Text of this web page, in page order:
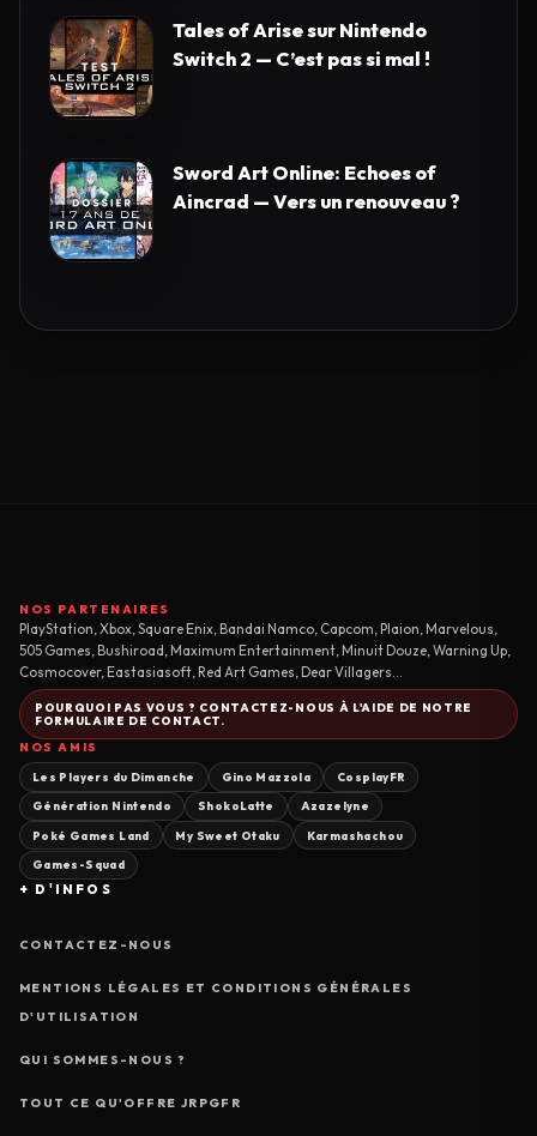
Tales of Arise sur Nintendo
Switch 2 — C’est pas si mal !
Sword Art Online: Echoes of
Aincrad — Vers un renouveau ?
NOS PARTENAIRES
PlayStation, Xbox, Square Enix, Bandai Namco, Capcom, Plaion, Marvelous,
505 Games, Bushiroad, Maximum Entertainment, Minuit Douze, Warning Up,
Cosmocover, Eastasiasoft, Red Art Games, Dear Villagers...
POURQUOI PAS VOUS ? CONTACTEZ-NOUS À L'AIDE DE NOTRE
FORMULAIRE DE CONTACT.
NOS AMIS
Les Players du Dimanche Gino Mazzola CosplayFR
Génération Nintendo ShokoLatte Azazelyne
Poké Games Land My Sweet Otaku Karmashachou
Games-Squad
+ D'INFOS
CONTACTEZ-NOUS
MENTIONS LÉGALES ET CONDITIONS GÉNÉRALES
D'UTILISATION
QUI SOMMES-NOUS ?
TOUT CE QU'OFFRE JRPGFR